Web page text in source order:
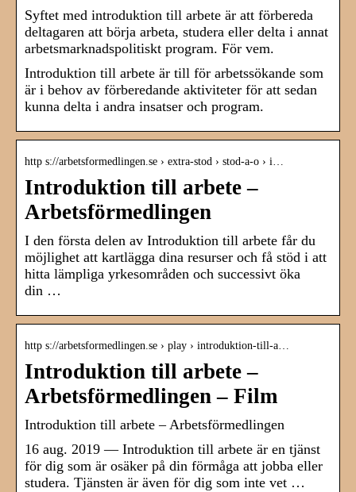
Syftet med introduktion till arbete är att förbereda
deltagaren att börja arbeta, studera eller delta i annat
arbetsmarknadspolitiskt program. För vem.
Introduktion till arbete är till för arbetssökande som
är i behov av förberedande aktiviteter för att sedan
kunna delta i andra insatser och program.
http s://arbetsformedlingen.se › extra-stod › stod-a-o › i…
Introduktion till arbete –
Arbetsförmedlingen
I den första delen av Introduktion till arbete får du
möjlighet att kartlägga dina resurser och få stöd i att
hitta lämpliga yrkesområden och successivt öka
din …
http s://arbetsformedlingen.se › play › introduktion-till-a…
Introduktion till arbete –
Arbetsförmedlingen – Film
Introduktion till arbete – Arbetsförmedlingen
16 aug. 2019 — Introduktion till arbete är en tjänst
för dig som är osäker på din förmåga att jobba eller
studera. Tjänsten är även för dig som inte vet …